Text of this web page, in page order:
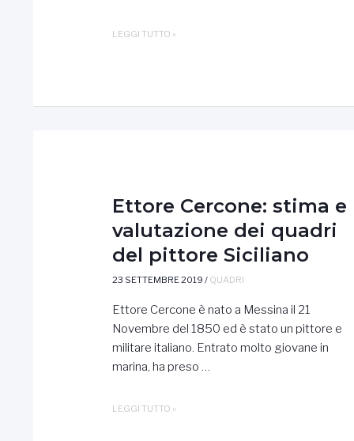
DOMENICO
LEGGI TUTTO »
Ettore Cercone: stima e
valutazione dei quadri
del pittore Siciliano
23 SETTEMBRE 2019 / QUADRI
Ettore Cercone è nato a Messina il 21
Novembre del 1850 ed è stato un pittore e
militare italiano. Entrato molto giovane in
marina, ha preso …
ETTORE
LEGGI TUTTO »